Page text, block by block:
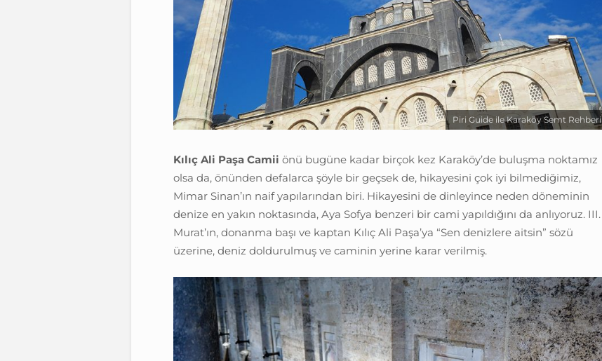
Piri Guide ile Karaköy Semt Rehberi
Kılıç Ali Paşa Camii önü bugüne kadar birçok kez Karaköy’de buluşma noktamız
olsa da, önünden defalarca şöyle bir geçsek de, hikayesini çok iyi bilmediğimiz,
Mimar Sinan’ın naif yapılarından biri. Hikayesini de dinleyince neden döneminin
denize en yakın noktasında, Aya Sofya benzeri bir cami yapıldığını da anlıyoruz. III.
Murat’ın, donanma başı ve kaptan Kılıç Ali Paşa’ya “Sen denizlere aitsin” sözü
üzerine, deniz doldurulmuş ve caminin yerine karar verilmiş.